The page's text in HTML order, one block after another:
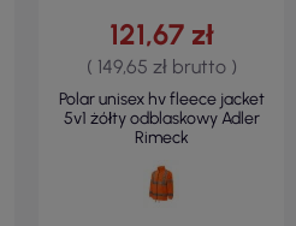
121,67 zł
( 149,65 zł brutto )
Polar unisex hv fleece jacket
5v1 żółty odblaskowy Adler
Rimeck